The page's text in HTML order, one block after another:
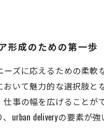
形成のための第一歩
ズに応えるための柔
いて魅力的な選択肢
事の幅を広げること
urban deliveryの要素